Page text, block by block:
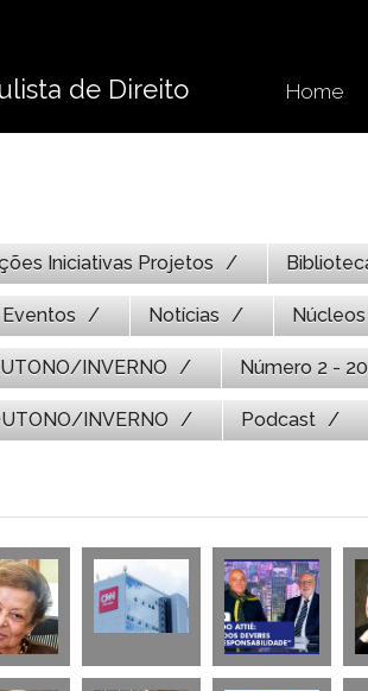
de Direito Home
Iniciativas Projetos
Eventos Notícias
INVERNO Número 2 -
INVERNO Podcast